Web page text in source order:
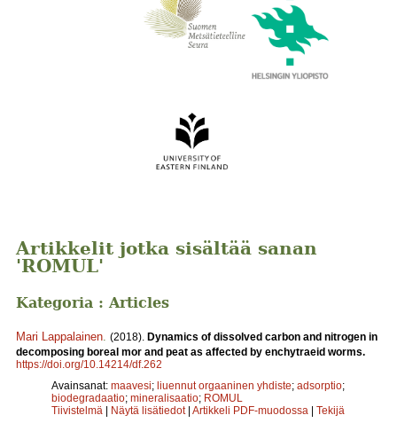
Artikkelit jotka sisältää sanan
'ROMUL'
Kategoria : Articles
Mari Lappalainen (2018). Dynamics of dissolved carbon and nitrogen in
decomposing boreal mor and peat as affected by enchytraeid worms.
https://doi.org/10.14214/df.262
Avainsanat: maavesi; liuennut orgaaninen yhdiste; adsorptio;
biodegradaatio; mineralisaatio; ROMUL
Tiivistelmä | Näytä lisätiedot | Artikkeli PDF-muodossa | Tekijä